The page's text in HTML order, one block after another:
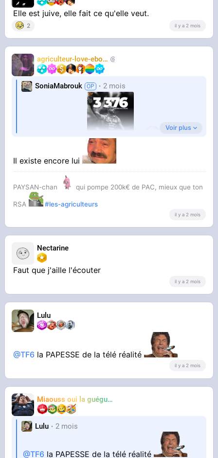
Elle est juive, elle fait ce qu'elle veut.
2 il y a 2 mois
agriculteur-love-ebony
SoniaMabrouk 2 mois
Ça devait arriver
Et en plus la juive Maghalie Berdah a fait saisir
42 millions d'euros sur ses prochaines ventes,
autant dire que c'est pas avec cet album qu'il la
Voir plus
Il existe encore lui
PAYSAN-chan qui pompe 200k€ de PAC, mieux que ton
RSA #les-agriculteurs
il y a 2 mois
Nectarine
Faut que j'aille l'écouter
il y a 2 mois
Lulu
@TF6 la PAPESSE de la télé réalité
il y a 2 mois
Miaouss oui la guéguérre
Lulu 2 mois
@TF6 la PAPESSE de la télé réalité